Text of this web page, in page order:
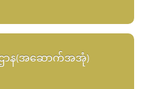
ဌာန(အဆောက်အအုံ)